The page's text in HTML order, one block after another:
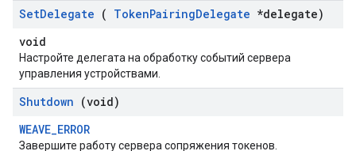
SetDelegate ( TokenPairingDelegate *delegate)
void
Настройте делегата на обработку событий сервера
управления устройствами.
Shutdown (void)
WEAVE_ERROR
Завершите работу сервера сопряжения токенов.